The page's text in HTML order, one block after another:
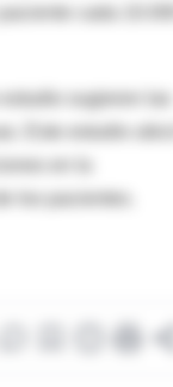
cada 10.000
sugieren las
Este estudio ubicó